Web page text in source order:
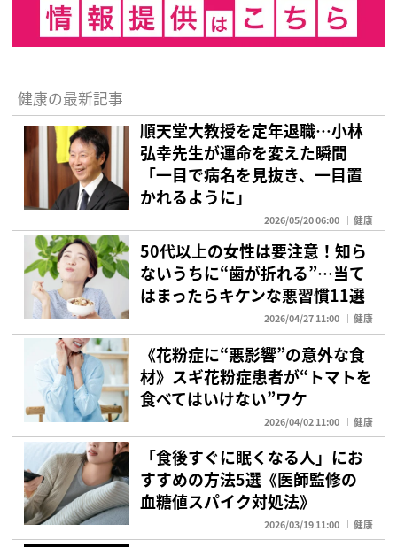
健康の最新記事
順天堂大教授を定年退職…小林
弘幸先生が運命を変えた瞬間
「一目で病名を見抜き、一目置
かれるように」
2026/05/20 06:00 健康
50代以上の女性は要注意！知ら
ないうちに“歯が折れる”…当て
はまったらキケンな悪習慣11選
2026/04/27 11:00 健康
《花粉症に“悪影響”の意外な食
材》スギ花粉症患者が“トマトを
食べてはいけない”ワケ
2026/04/02 11:00 健康
「食後すぐに眠くなる人」にお
すすめの方法5選《医師監修の
血糖値スパイク対処法》
2026/03/19 11:00 健康